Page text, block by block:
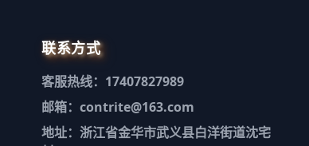
联系方式
客服热线：17407827989
邮箱：contrite@163.com
地址：浙江省金华市武义县白洋街道沈宅